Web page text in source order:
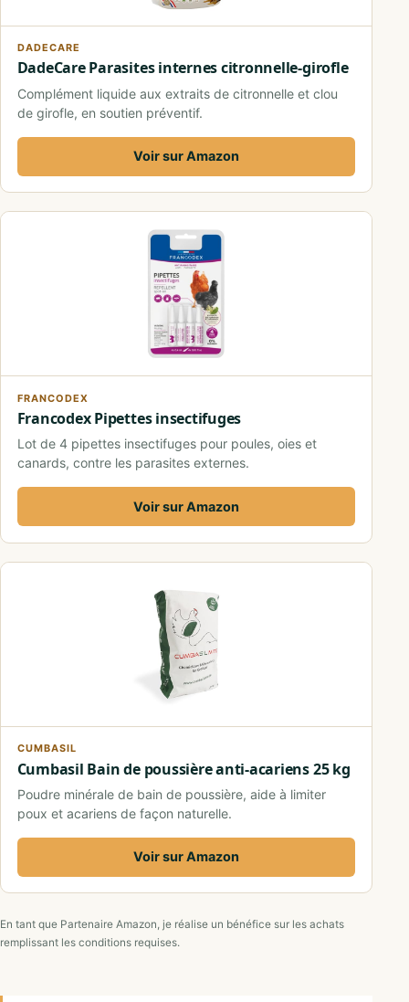
DADECARE
DadeCare Parasites internes citronnelle-girofle
Complément liquide aux extraits de citronnelle et clou
de girofle, en soutien préventif.
Voir sur Amazon
FRANCODEX
Francodex Pipettes insectifuges
Lot de 4 pipettes insectifuges pour poules, oies et
canards, contre les parasites externes.
Voir sur Amazon
CUMBASIL
Cumbasil Bain de poussière anti-acariens 25 kg
Poudre minérale de bain de poussière, aide à limiter
poux et acariens de façon naturelle.
Voir sur Amazon
En tant que Partenaire Amazon, je réalise un bénéfice sur les achats
remplissant les conditions requises.